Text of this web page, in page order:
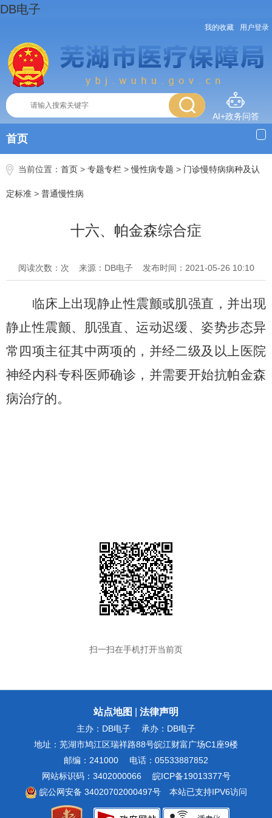
DB电子
我的收藏 用户登录
AI+政务问答
首页
当前位置： 首页 > 专题专栏 > 慢性病专题 > 门诊慢特病病种及认
定标准 > 普通慢性病
十六、帕金森综合症
阅读次数：次 来源：DB电子 发布时间：2021-05-26 10:10
临床上出现静止性震颤或肌强直，并出现
静止性震颤、肌强直、运动迟缓、姿势步态异
常四项主征其中两项的，并经二级及以上医院
神经内科专科医师确诊，并需要开始抗帕金森
病治疗的。
扫一扫在手机打开当前页
站点地图 法律声明
主办：DB电子
承办：DB电子
地址：芜湖市鸠江区瑞祥路88号皖江财富广场C1座9楼
邮编：241000
电话：05533887852
网站标识码：3402000066
皖ICP备19013377号
皖公网安备 34020702000497号
本站已支持IPV6访问